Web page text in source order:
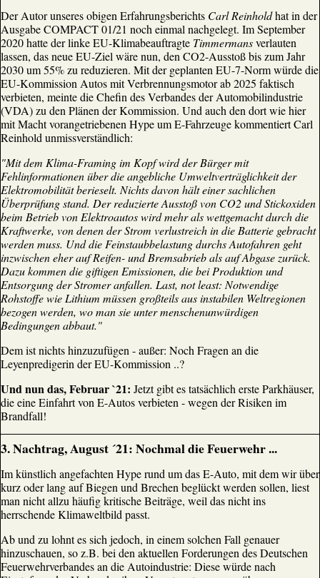
Der Autor unseres obigen Erfahrungsberichts Carl Reinholdhat in der
Ausgabe COMPACT 01/21 noch einmal nachgelegt. Im September
2020 hatte der linke EU-Klimabeauftragte Timmermansverlauten
lassen, das neue EU-Ziel wäre nun, den CO2-Ausstoß bis zum Jahr
2030 um 55% zu reduzieren. Mit der geplanten EU-7-Norm würde die
EU-Kommission Autos mit Verbrennungsmotor ab 2025 faktisch
verbieten, meinte die Chefin des Verbandes der Automobilindustrie
(VDA) zu den Plänen der Kommission. Und auch den dort wie hier
mit Macht vorangetriebenen Hype um E-Fahrzeuge kommentiert Carl
Reinhold unmissverständlich:
"Mit dem Klima-Framing im Kopf wird der Bürger mit
Fehlinformationen über die angebliche Umweltverträglichkeit der
Elektromobilität berieselt. Nichts davon hält einer sachlichen
Überprüfung stand. Der reduzierte Ausstoß von CO2 und Stickoxiden
beim Betrieb von Elektroautos wird mehr als wettgemacht durch die
Kraftwerke, von denen der Strom verlustreich in die Batterie gebracht
werden muss. Und die Feinstaubbelastung durchs Autofahren geht
inzwischen eher auf Reifen- und Bremsabrieb als auf Abgase zurück.
Dazu kommen die giftigen Emissionen, die bei Produktion und
Entsorgung der Stromer anfallen. Last, not least: Notwendige
Rohstoffe wie Lithium müssen großteils aus instabilen Weltregionen
bezogen werden, wo man sie unter menschenunwürdigen
Bedingungen abbaut."
Dem ist nichts hinzuzufügen - außer: Noch Fragen an die
Leyenpredigerin der EU-Kommission ..?
Und nun das, Februar `21: Jetzt gibt es tatsächlich erste Parkhäuser,
die eine Einfahrt von E-Autos verbieten - wegen der Risiken im
Brandfall!
3. Nachtrag, August ´21: Nochmal die Feuerwehr ...
Im künstlich angefachten Hype rund um das E-Auto, mit dem wir über
kurz oder lang auf Biegen und Brechen beglückt werden sollen, liest
man nicht allzu häufig kritische Beiträge, weil das nicht ins
herrschende Klimaweltbild passt.
Ab und zu lohnt es sich jedoch, in einem solchen Fall genauer
hinzuschauen, so z.B. bei den aktuellen Forderungen des Deutschen
Feuerwehrverbandes an die Autoindustrie: Diese würde nach